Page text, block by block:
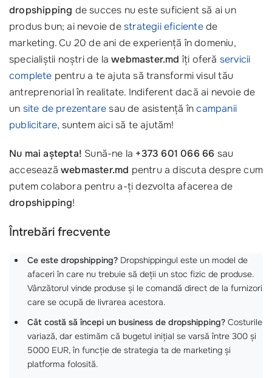
dropshipping de succes nu este suficient să ai un
produs bun; ai nevoie destrategii eficientede
marketing. Cu 20 de ani de experiență în domeniu,
specialiștii noștri de lawebmaster.md îți oferă servicii
complete pentru a te ajuta să transformi visul tău
antreprenorial în realitate. Indiferent dacă ai nevoie de
un site de prezentaresau de asistență încampanii
publicitare, suntem aici să te ajutăm!
Nu mai aștepta! Sună-ne la +373 601 066 66 sau
accesează webmaster.md pentru a discuta despre cum
putem colabora pentru a-ți dezvolta afacerea de
dropshipping!
Întrebări frecvente
Ce este dropshipping? Dropshippingul este un model de
afaceri în care nu trebuie să deții un stoc fizic de produse.
Vânzătorul vinde produse și le comandă direct de la furnizori
care se ocupă de livrarea acestora.
Cât costă să începi un business de dropshipping? Costurile
variază, dar estimăm că bugetul inițial se varsă între 300 și
5000 EUR, în funcție de strategia ta de marketing și
platforma folosită.